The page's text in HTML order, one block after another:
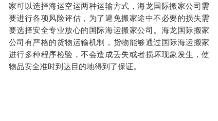
家可以选择海运空运两种运输方式，海龙国际搬家公司需
要进行各项风险评估，为了避免搬家途中不必要的损失需
要选择安全专业放心的国际海运搬家公司。海龙国际搬家
公司有严格的货物运输机制，货物能够通过国际海运搬家
进行多种程序检验，不会造成丢失或者损坏现象发生，使
物品安全准时到达目的地得到了保证。